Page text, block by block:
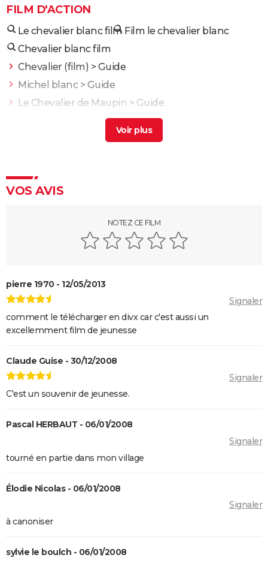
FILM D'ACTION
Le chevalier blanc film Film le chevalier blanc
Chevalier blanc film
Chevalier (film) > Guide
Michel blanc> Guide
Le Chevalier de Maupin > Guide
> Guide
Le grand blanc de lambaréné
> Guide
Black Widow : est-ce vraiment la dernière apparition
Justice League : il existe une autre version du film, les
fans la préfèrent à l'original
Jurassic World Renaissance : intrigue, streaming,
avis, critiques, casting...
Ballerina : un film d'action que les fans de John Wick
ne voudront pas rater
La Planète des Singes 2024 : est-il indispensable de
voir le reste de la saga avant de voir ce film ?
coup ? Voici ce qu'en pensent les critiques
Everything Everywhere All at once : explication du
Mission Impossible 8 : Tom Cruise refuse de répondre
Deadpool et Wolverine : est-il vraiment
indispensable de voir la scène post-générique ?
Mission Impossible 7 : casting, avis, bande-annonce,
Avengers Doomsday : la bande-annonce est enfin
VOS AVIS
NOTEZ CE FILM
pierre 1970 - 12/05/2013
Signaler
comment le télécharger en divx car c'est aussi un
excellemment film de jeunesse
Claude Guise - 30/12/2008
Signaler
C'est un souvenir de jeunesse.
Pascal HERBAUT - 06/01/2008
Signaler
tourné en partie dans mon village
Élodie Nicolas - 06/01/2008
Signaler
à canoniser
sylvie le boulch - 06/01/2008